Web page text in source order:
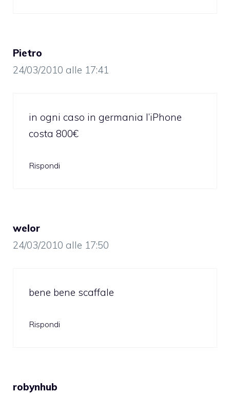
Pietro
24/03/2010 alle 17:41
in ogni caso in germania l’iPhone
costa 800€
Rispondi
welor
24/03/2010 alle 17:50
bene bene scaffale
Rispondi
robynhub